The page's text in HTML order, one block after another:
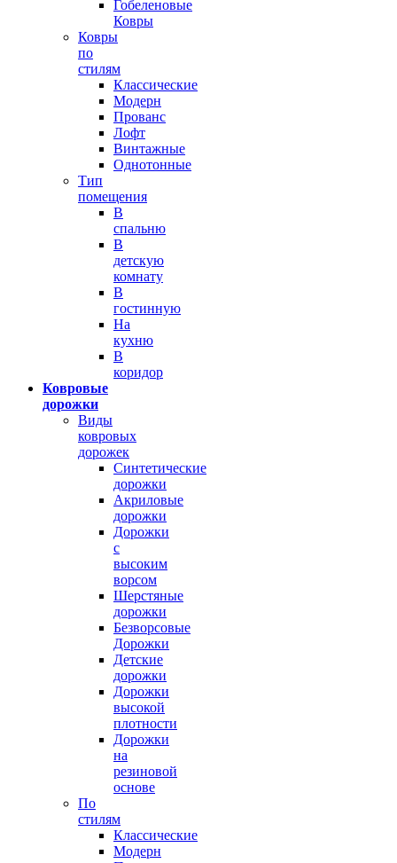
Гобеленовые
Ковры
Ковры
по
стилям
Классические
Модерн
Прованс
Лофт
Винтажные
Однотонные
Тип
помещения
В
спальню
В
детскую
комнату
В
гостинную
На
кухню
В
коридор
Ковровые
дорожки
Виды
ковровых
дорожек
Синтетические
дорожки
Акриловые
дорожки
Дорожки
с
высоким
ворсом
Шерстяные
дорожки
Безворсовые
Дорожки
Детские
дорожки
Дорожки
высокой
плотности
Дорожки
на
резиновой
основе
По
стилям
Классические
Модерн